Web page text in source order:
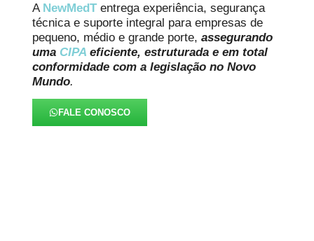
A NewMedT entrega experiência, segurança
técnica e suporte integral para empresas de
pequeno, médio e grande porte,assegurando
uma CIPA eficiente, estruturada e em total
conformidade com a legislação no Novo
Mundo.
FALE CONOSCO